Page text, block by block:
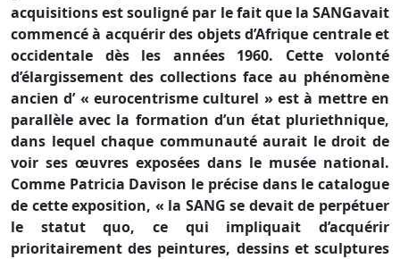
acquisitions est souligné par le fait que la SANGavait
commencé à acquérir des objets d’Afrique centrale et
occidentale dès les années 1960. Cette volonté
d’élargissement des collections face au phénomène
ancien d’ « eurocentrisme culturel » est à mettre en
parallèle avec la formation d’un état pluriethnique,
dans lequel chaque communauté aurait le droit de
voir ses œuvres exposées dans le musée national.
Comme Patricia Davison le précise dans le catalogue
de cette exposition, « la SANG se devait de perpétuer
le statut quo, ce qui impliquait d’acquérir
prioritairement des peintures, dessins et sculptures